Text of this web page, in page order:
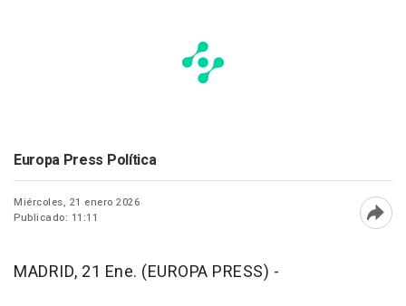
Europa Press Política
Miércoles, 21 enero 2026
Publicado: 11:11
MADRID, 21 Ene. (EUROPA PRESS) -